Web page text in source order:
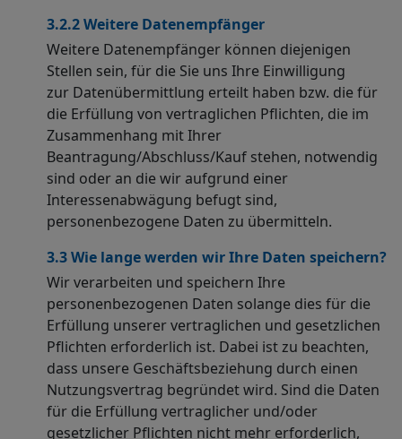
3.2.2 Weitere Datenempfänger
Weitere Datenempfänger können diejenigen
Stellen sein, für die Sie uns Ihre Einwilligung
zur Datenübermittlung erteilt haben bzw. die für
die Erfüllung von vertraglichen Pflichten, die im
Zusammenhang mit Ihrer
Beantragung/Abschluss/Kauf stehen, notwendig
sind oder an die wir aufgrund einer
Interessenabwägung befugt sind,
personenbezogene Daten zu übermitteln.
3.3 Wie lange werden wir Ihre Daten speichern?
Wir verarbeiten und speichern Ihre
personenbezogenen Daten solange dies für die
Erfüllung unserer vertraglichen und gesetzlichen
Pflichten erforderlich ist. Dabei ist zu beachten,
dass unsere Geschäftsbeziehung durch einen
Nutzungsvertrag begründet wird. Sind die Daten
für die Erfüllung vertraglicher und/oder
gesetzlicher Pflichten nicht mehr erforderlich,